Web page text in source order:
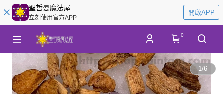
聖哲曼魔法屋
立刻使用官方APP
開啟APP
0
1/6